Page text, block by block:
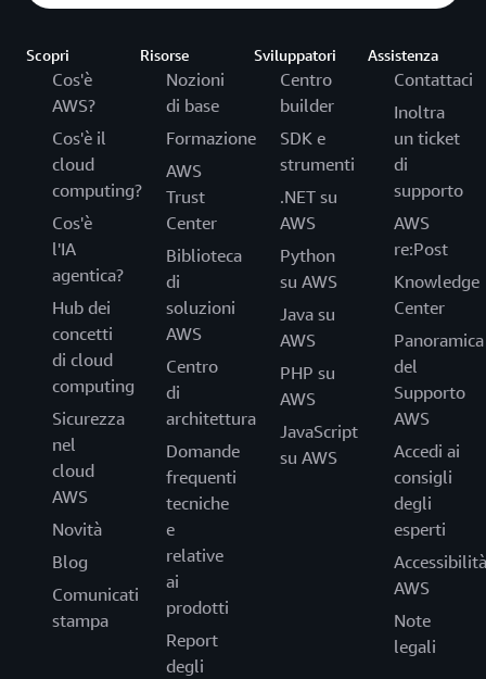
Scopri
Cos'è
AWS?
Cos'è il
cloud
computing?
Cos'è
l'IA
agentica?
Hub dei
concetti
di cloud
computing
Sicurezza
nel
cloud
AWS
Novità
Blog
Comunicati
stampa
Risorse
Nozioni
di base
Formazione
AWS
Trust
Center
Biblioteca
di
soluzioni
AWS
Centro
di
architettura
Domande
frequenti
tecniche
e
relative
ai
prodotti
Report
degli
Sviluppatori
Centro
builder
SDK e
strumenti
.NET su
AWS
Python
su AWS
Java su
AWS
PHP su
AWS
JavaScript
su AWS
Assistenza
Contattaci
Inoltra
un ticket
di
supporto
AWS
re:Post
Knowledge
Center
Panoramica
del
Supporto
AWS
Accedi ai
consigli
degli
esperti
Accessibilità
AWS
Note
legali